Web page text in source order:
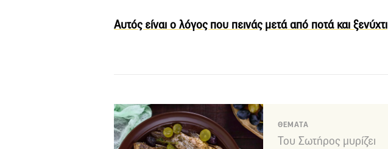
Αυτός είναι ο λόγος που πεινάς μετά από ποτά και ξενύχτι
ΘΕΜΑΤΑ
Του Σωτήρος μυρίζει